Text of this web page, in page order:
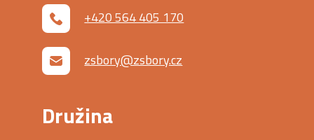
+420 564 405 170
zsbory@zsbory.cz
Družina